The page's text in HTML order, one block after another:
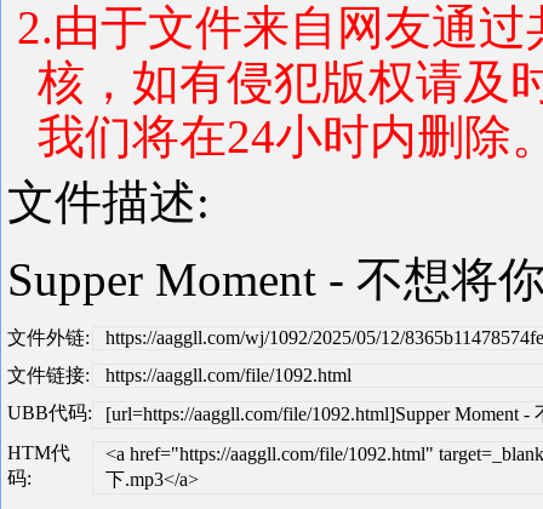
2.由于文件来自网友通
核，如有侵犯版权请及
我们将在24小时内删除
文件描述:
Supper Moment - 不想将
文件外链:
https://aaggll.com/wj/1092/2025/05/12/
文件链接:
https://aaggll.com/file/1092.html
UBB代码:
[url=https://aaggll.com/file/1092.html]Supper Moment
HTM代
码:
<a href="https://aaggll.com/file/1092.html"
下.mp3</a>